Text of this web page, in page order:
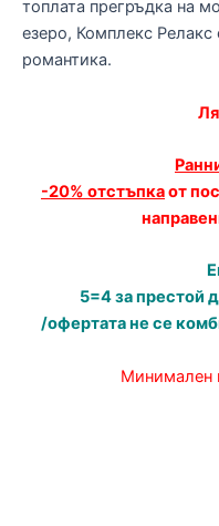
топлата прегръдка на
езеро, Комплекс Релакс
романтика.
-20% отстъпкаот
5=4 за престой
/офертата не се
Минимален